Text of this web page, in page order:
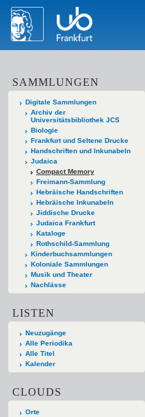
SAMMLUNGEN
Digitale Sammlungen
Archiv der
Universitätsbibliothek JCS
Biologie
Frankfurt und Seltene Drucke
Handschriften und Inkunabeln
Judaica
Compact Memory
Freimann-Sammlung
Hebräische Handschriften
Hebräische Inkunabeln
Jiddische Drucke
Judaica Frankfurt
Kataloge
Rothschild-Sammlung
Kinderbuchsammlungen
Koloniale Sammlungen
Musik und Theater
Nachlässe
LISTEN
Neuzugänge
Alle Periodika
Alle Titel
Kalender
CLOUDS
Orte